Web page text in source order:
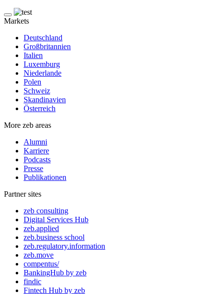
Markets
Deutschland
Großbritannien
Italien
Luxemburg
Niederlande
Polen
Schweiz
Skandinavien
Österreich
More zeb areas
Alumni
Karriere
Podcasts
Presse
Publikationen
Partner sites
zeb consulting
Digital Services Hub
zeb.applied
zeb.business school
zeb.regulatory.information
zeb.move
compentus/
BankingHub by zeb
findic
Fintech Hub by zeb